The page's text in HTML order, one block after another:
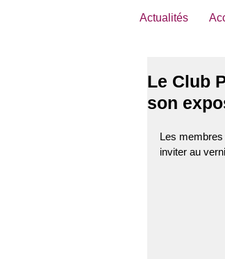
Actualités
Le Club
son
Les membres
inviter au